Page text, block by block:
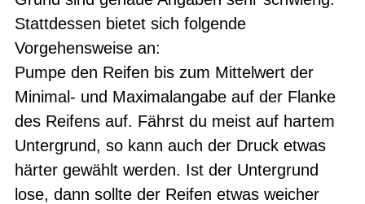
Stattdessen bietet sich folgende
Vorgehensweise an:
Pumpe den Reifen bis zum Mittelwert der
Minimal- und Maximalangabe auf der Flanke
des Reifens auf. Fährst du meist auf hartem
Untergrund, so kann auch der Druck etwas
härter gewählt werden. Ist der Untergrund
lose, dann sollte der Reifen etwas weicher